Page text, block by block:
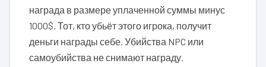
награда в размере уплаченной суммы минус
1000$. Тот, кто убьёт этого игрока, получит
деньги награды себе. Убийства NPC или
самоубийства не снимают награду.